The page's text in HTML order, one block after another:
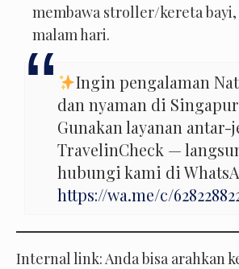
membawa stroller/kereta
malam hari.
Ingin pengalaman
dan nyaman di
Gunakan layanan antar-
TravelinCheck —
hubungi kami di
https://wa.me/c/
Internal link: Anda bisa arahkan